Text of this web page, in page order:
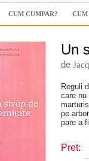
CUM CUMPAR? CUM
Un
de
Reguli
care nu
pe
pare a
Pret: